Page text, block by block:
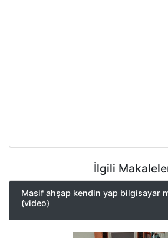
İlgili
Masif ahşap kendin yap bilgisayar
(video)